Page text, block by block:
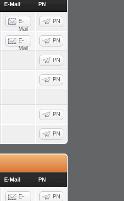
E-Mail PN
E-
Mail
PN
E-
Mail
PN
PN
PN
PN
PN
E-Mail PN
E- PN